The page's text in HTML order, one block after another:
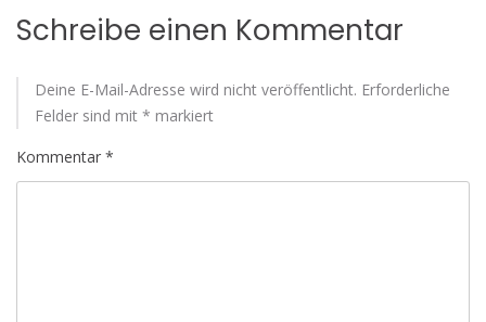
Schreibe einen Kommentar
Deine E-Mail-Adresse wird nicht veröffentlicht. Erforderliche
Felder sind mit * markiert
Kommentar *